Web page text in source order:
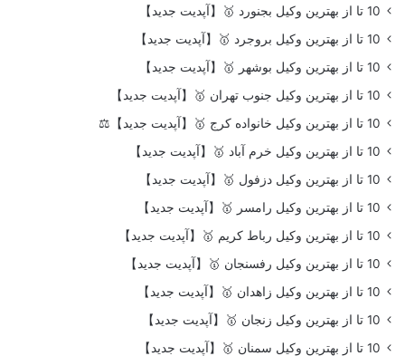
10 تا از بهترین وکیل بجنورد 🥇【آپدیت جدید】
10 تا از بهترین وکیل بروجرد 🥇【آپدیت جدید】
10 تا از بهترین وکیل بوشهر 🥇【آپدیت جدید】
10 تا از بهترین وکیل جنوب تهران 🥇【آپدیت جدید】
10 تا از بهترین وکیل خانواده کرج 🥇【آپدیت جدید】⚖️
10 تا از بهترین وکیل خرم آباد 🥇【آپدیت جدید】
10 تا از بهترین وکیل دزفول 🥇【آپدیت جدید】
10 تا از بهترین وکیل رامسر 🥇【آپدیت جدید】
10 تا از بهترین وکیل رباط کریم 🥇【آپدیت جدید】
10 تا از بهترین وکیل رفسنجان 🥇【آپدیت جدید】
10 تا از بهترین وکیل زاهدان 🥇【آپدیت جدید】
10 تا از بهترین وکیل زنجان 🥇【آپدیت جدید】
10 تا از بهترین وکیل سمنان 🥇【آپدیت جدید】